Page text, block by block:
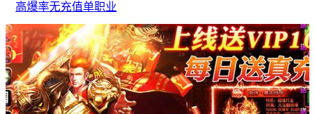
高爆率无充值单职业